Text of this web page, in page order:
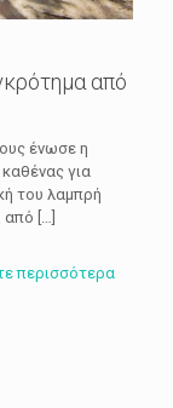
από
ένωσε η
για
του λαμπρή
από
περισσότερα